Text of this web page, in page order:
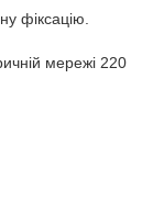
фіксацію.
мережі 220